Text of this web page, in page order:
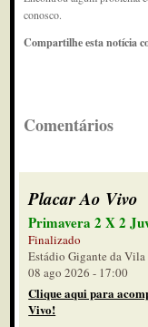
conosco.
Compartilhe esta notícia
Comentários
Placar Ao Vivo
Primavera 2 X 2
Finalizado
Estádio Gigante da
08 ago 2026 - 17:00
Clique aqui para
Vivo!